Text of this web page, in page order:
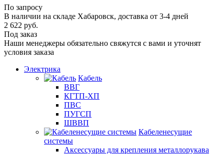
По запросу
В наличии на складе Хабаровск, доставка от 3-4 дней
2 622 руб.
Под заказ
Наши менеджеры обязательно свяжутся с вами и уточнят
условия заказа
Электрика
Кабель
ВВГ
КГТП-ХП
ПВС
ПУГСП
ШВВП
Кабеленесущие
системы
Аксессуары для крепления металлорукава